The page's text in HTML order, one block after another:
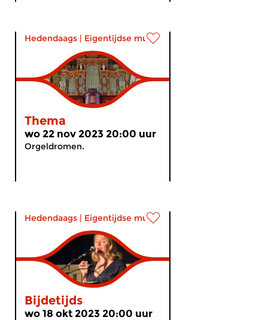
Hedendaags | Eigentijdse muziek
Thema
wo 22 nov 2023 20:00 uur
Orgeldromen.
Hedendaags | Eigentijdse muziek
Bijdetijds
wo 18 okt 2023 20:00 uur